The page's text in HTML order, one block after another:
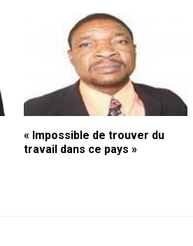
« Impossible de trouver du
travail dans ce pays »